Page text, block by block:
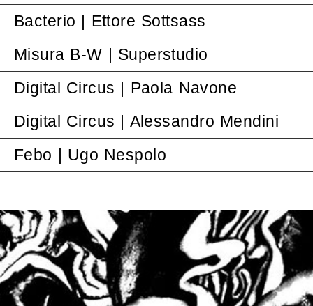
Parade
The starting point underlying
the design research of the
Bacterio | Ettore Sottsass
Misura B-W | Superstudio
Digital Circus | Paola Navone
Digital Circus | Alessandro Mendini
Febo | Ugo Nespolo